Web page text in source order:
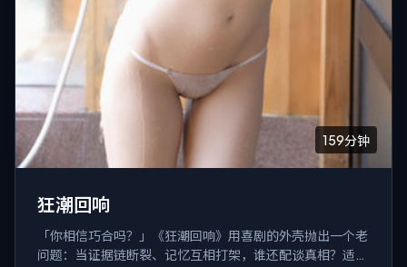
159分钟
狂潮回响
「你相信巧合吗？」《狂潮回响》用喜剧的外壳抛出一个老
问题：当证据链断裂、记忆互相打架，谁还配谈真相？适合